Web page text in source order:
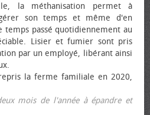
la méthanisation permet à
son temps et même d'en
temps passé quotidiennement au
Lisier et fumier sont pris
par un employé, libérant ainsi
la ferme familiale en 2020,
mois de l'année à épandre et